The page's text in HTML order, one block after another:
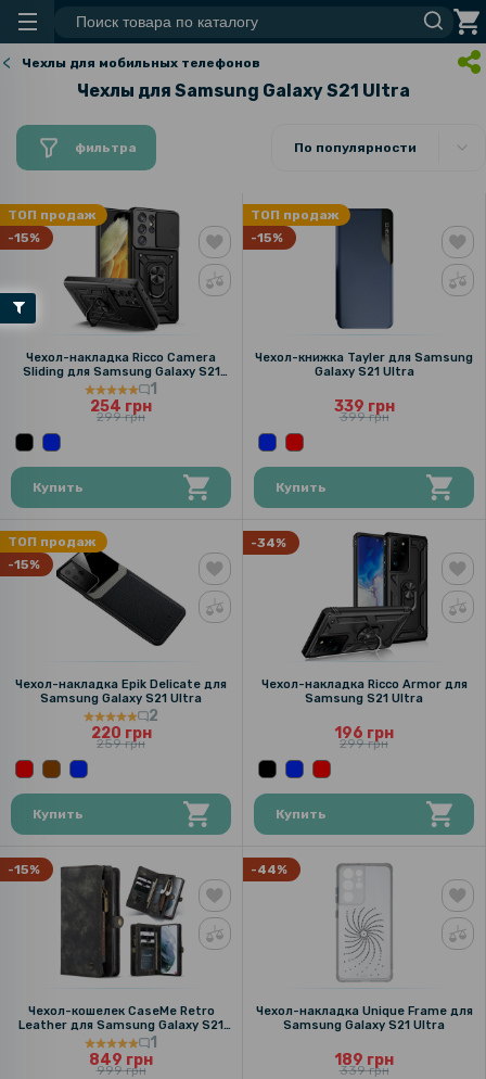
Чехлы для мобильных телефонов
Чехлы для Samsung Galaxy S21 Ultra
фильтра По популярности
ТОП продаж
-15%
Чехол-накладка Ricco Camera
Sliding для Samsung Galaxy S21
Ultra
1
254 грн
299 грн
Купить
ТОП продаж
-15%
Чехол-книжка Tayler для Samsung
Galaxy S21 Ultra
339 грн
399 грн
Купить
ТОП продаж
-15%
Чехол-накладка Epik Delicate для
Samsung Galaxy S21 Ultra
2
220 грн
259 грн
Купить
-34%
Чехол-накладка Ricco Armor для
Samsung S21 Ultra
196 грн
299 грн
Купить
-15%
Чехол-кошелек CaseMe Retro
Leather для Samsung Galaxy S21
Ultra, Black
1
849 грн
999 грн
-44%
Чехол-накладка Unique Frame для
Samsung Galaxy S21 Ultra
189 грн
339 грн